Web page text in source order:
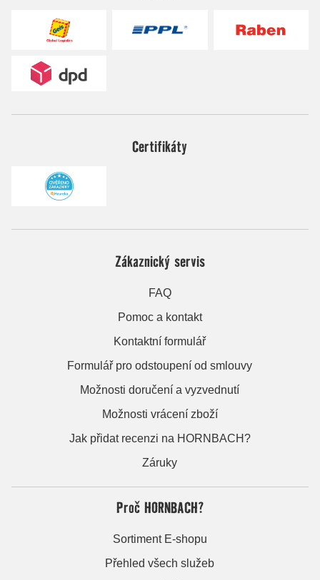
Certifikáty
Zákaznický servis
FAQ
Pomoc a kontakt
Kontaktní formulář
Formulář pro odstoupení od smlouvy
Možnosti doručení a vyzvednutí
Možnosti vrácení zboží
Jak přidat recenzi na HORNBACH?
Záruky
Proč HORNBACH?
Sortiment E-shopu
Přehled všech služeb